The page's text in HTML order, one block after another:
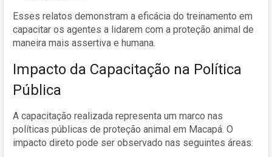
Esses relatos demonstram a eficácia do treinamento em
capacitar os agentes a lidarem com a proteção animal de
maneira mais assertiva e humana.
Impacto da Capacitação na Política
Pública
A capacitação realizada representa um marco nas
políticas públicas de proteção animal em Macapá. O
impacto direto pode ser observado nas seguintes áreas: